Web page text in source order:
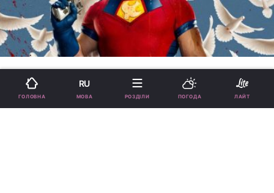
ГОЛОВНА
RU
МОВА РОЗДІЛИ ПОГОДА ЛАЙТ